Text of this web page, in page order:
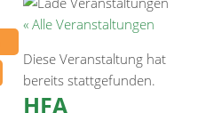
« Alle Veranstaltungen
Diese Veranstaltung hat
bereits stattgefunden.
HFA